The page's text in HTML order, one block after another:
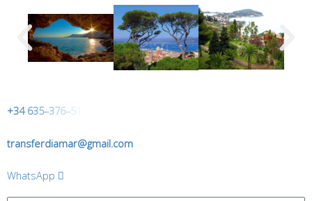
+34 635–376–5
transferdiamar@gmail.com
WhatsApp